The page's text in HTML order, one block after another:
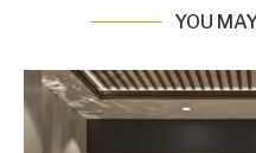
YOU